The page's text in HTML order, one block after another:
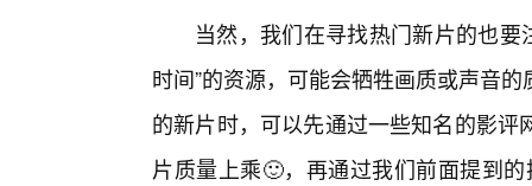
当然，我们在寻找热门新片的也要
时间”的资源，可能会牺牲画质或声音
的新片时，可以先通过一些知名的影
片质量上乘🙂，再通过我们前面提到